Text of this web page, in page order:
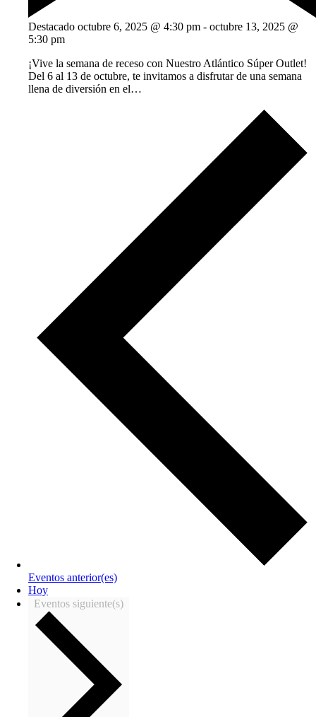
Destacado octubre 6, 2025 @ 4:30 pm - octubre 13, 2025 @
5:30 pm
¡Vive la semana de receso con Nuestro Atlántico Súper Outlet!
Del 6 al 13 de octubre, te invitamos a disfrutar de una semana
llena de diversión en el…
Eventos anterior(es)
Hoy
Eventos siguiente(s)